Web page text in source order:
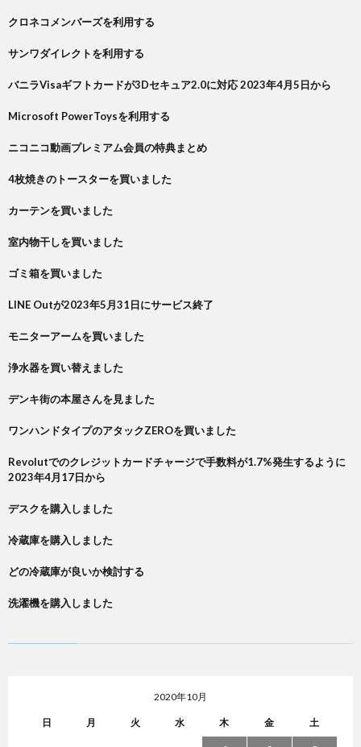
クロネコメンバーズを利用する
サンワダイレクトを利用する
バニラVisaギフトカードが3Dセキュア2.0に対応 2023年4月5日から
Microsoft PowerToysを利用する
ニコニコ動画プレミアム会員の特典まとめ
4枚焼きのトースターを買いました
カーテンを買いました
室内物干しを買いました
ゴミ箱を買いました
LINE Outが2023年5月31日にサービス終了
モニターアームを買いました
浄水器を買い替えました
デンキ街の本屋さんを見ました
ワンハンドタイプのアタックZEROを買いました
Revolutでのクレジットカードチャージで手数料が1.7%発生するように
2023年4月17日から
デスクを購入しました
冷蔵庫を購入しました
どの冷蔵庫が良いか検討する
洗濯機を購入しました
2020年10月
日 月 火 水 木 金 土